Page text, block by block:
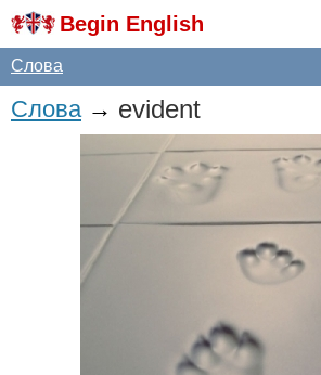
Begin English
Слова
Слова→ evident